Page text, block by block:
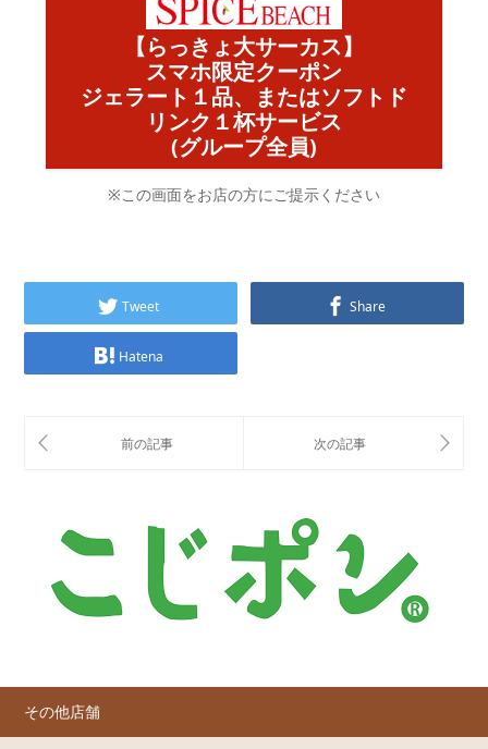
【らっきょ大サーカス】
スマホ限定クーポン
ジェラート１品、またはソフトド
リンク１杯サービス
(グループ全員)
※この画面をお店の方にご提示ください
Tweet Share
Hatena
その他店舗